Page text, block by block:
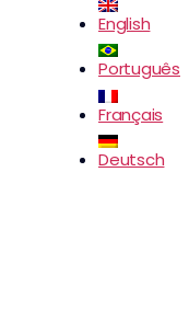
English
Português
Français
Deutsch